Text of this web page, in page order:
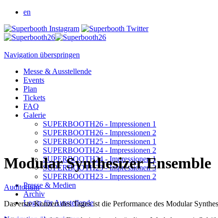
en
Navigation überspringen
Messe & Ausstellende
Events
Plan
Tickets
FAQ
Galerie
SUPERBOOTH26 - Impressionen 1
SUPERBOOTH26 - Impressionen 2
SUPERBOOTH25 - Impressionen 1
SUPERBOOTH24 - Impressionen 2
SUPERBOOTH24 - Impressionen 1
SUPERBOOTH23 - Impressionen 3
SUPERBOOTH23 - Impressionen 2
Presse & Medien
Archiv
Login für Ausstellende
Modular Synthesizer Ensemble
Auditorium
Das erste Konzert des Tages ist die Performance des Modular